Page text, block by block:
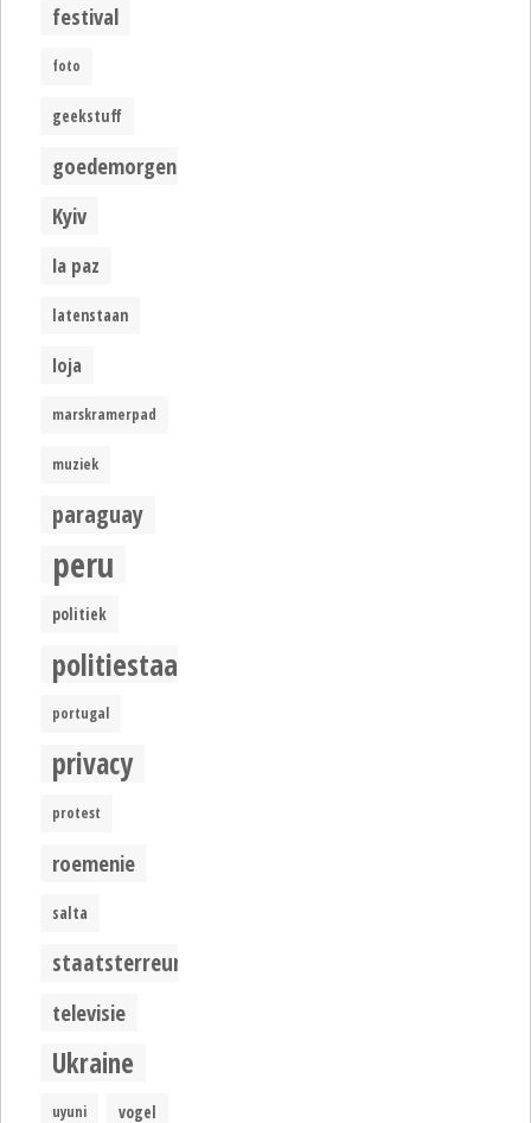
festival
foto
geekstuff
goedemorgen
Kyiv
la paz
latenstaan
loja
marskramerpad
muziek
paraguay
peru
politiek
politiestaat
portugal
privacy
protest
roemenie
salta
staatsterreur
televisie
Ukraine
uyuni vogel